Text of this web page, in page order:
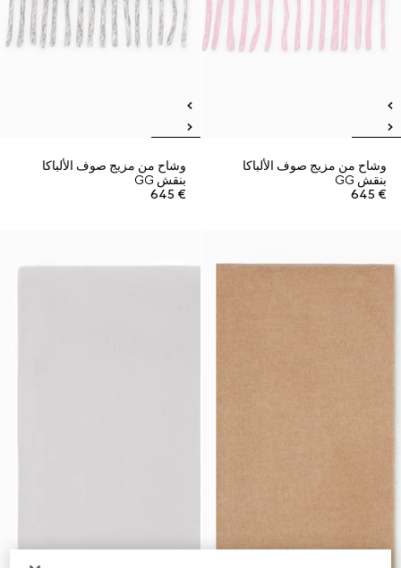
وشاح من مزيج صوف الألباكا
بنقش GG
€ 645
وشاح من مزيج صوف الألباكا
بنقش GG
€ 645